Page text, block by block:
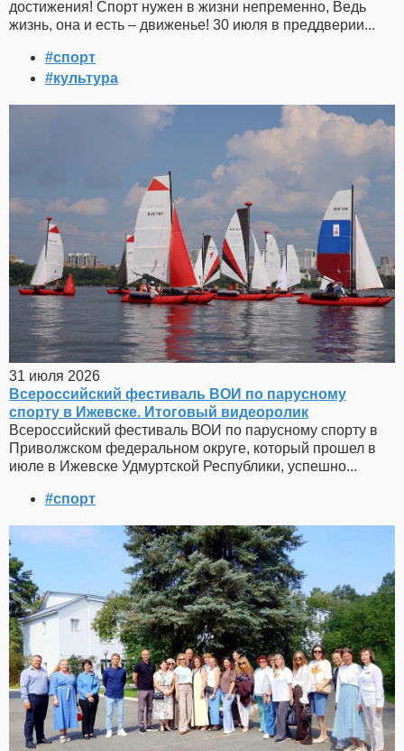
достижения! Спорт нужен в жизни непременно, Ведь
жизнь, она и есть – движенье! 30 июля в преддверии...
#спорт
#культура
31 июля 2026
Всероссийский фестиваль ВОИ по парусному
спорту в Ижевске. Итоговый видеоролик
Всероссийский фестиваль ВОИ по парусному спорту в
Приволжском федеральном округе, который прошел в
июле в Ижевске Удмуртской Республики, успешно...
#спорт